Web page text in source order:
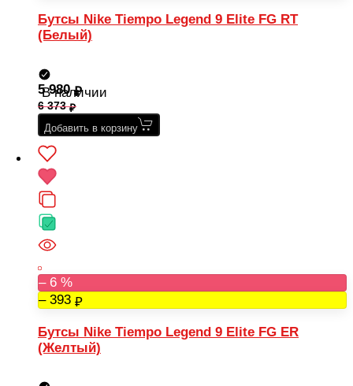
Бутсы Nike Tiempo Legend 9 Elite FG RT
(Белый)
В наличии
5 980
6 373
Добавить в корзину
– 6 %
– 393
Бутсы Nike Tiempo Legend 9 Elite FG ER
(Желтый)